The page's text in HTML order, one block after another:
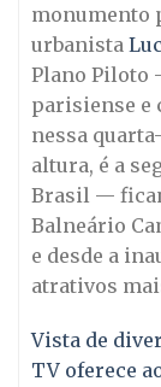
monumento
urbanista
Plano Piloto
parisiense e
nessa
altura, é a
Brasil —
Balneário
e desde a
atrativos
Vista de
TV oferece